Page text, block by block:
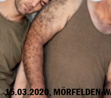
15.03.2020, MÖRFELDEN-